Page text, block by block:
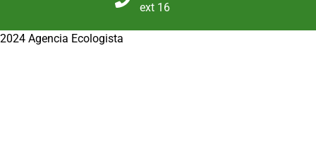
ext 16
2024 Agencia Ecologista